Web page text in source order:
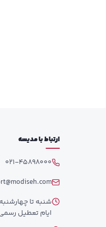
ارتباط با مدیسه
021-45898000
ایام تعطیل رسمی